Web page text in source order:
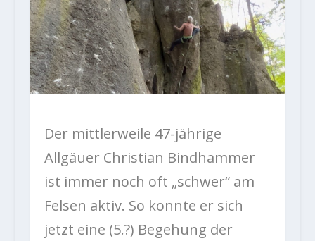
Der mittlerweile 47-jährige
Allgäuer Christian Bindhammer
ist immer noch oft „schwer“ am
Felsen aktiv. So konnte er sich
jetzt eine (5.?) Begehung der